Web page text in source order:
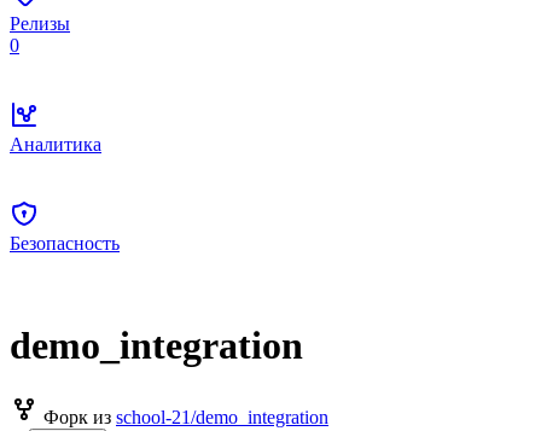
Релизы
0
Аналитика
Безопасность
demo_integration
Форк из school-21/demo_integration